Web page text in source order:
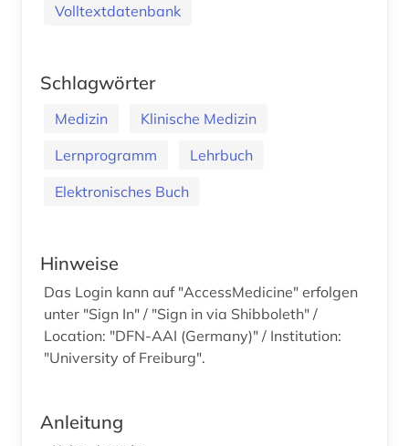
Volltextdatenbank
Schlagwörter
Medizin
Klinische Medizin
Lernprogramm
Lehrbuch
Elektronisches Buch
Hinweise
Das Login kann auf "AccessMedicine" erfolgen
unter "Sign In" / "Sign in via Shibboleth" /
Location: "DFN-AAI (Germany)" / Institution:
"University of Freiburg".
Anleitung